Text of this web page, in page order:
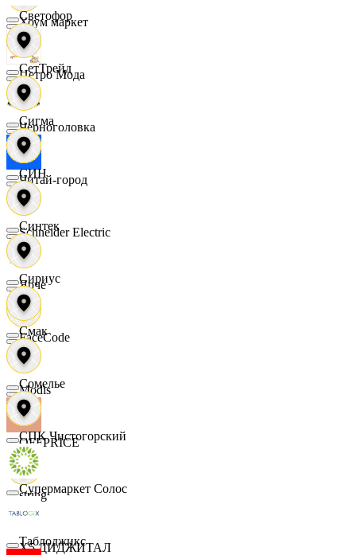
Хоум маркет
Цетро Мода
Черноголовка
Читай-город
Schneider Electric
Ярче
FaceCode
Modis
OFFPRICE
string
X5 ДИДЖИТАЛ
Светофор
СетТрейд
Сигма
СИН
Синтек
Сириус
Смак
Сомелье
СПК Чистогорский
Супермаркет Солос
Таблоджикс